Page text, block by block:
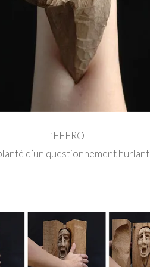
– L’EFFROI –
d’un questionnement hurlant